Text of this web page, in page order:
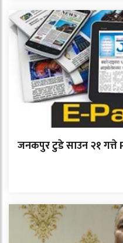
जनकपुर टुडे साउन २१ गत्ते